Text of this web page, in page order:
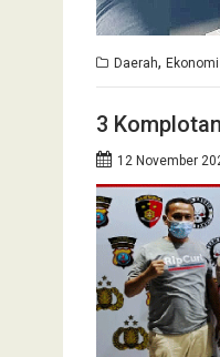
Daerah,
3
12 November